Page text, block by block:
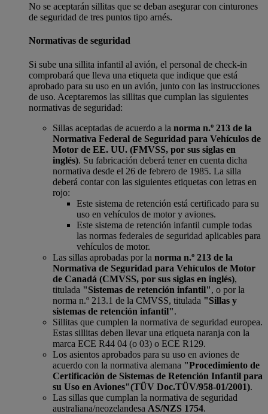
No se aceptarán sillitas que se deban asegurar con cinturones
de seguridad de tres puntos tipo arnés.
Normativas de seguridad
Si sube una sillita infantil al avión, el personal de check-in
comprobará que lleva una etiqueta que indique que está
aprobado para su uso en un avión, junto con las instrucciones
de uso. Aceptaremos las sillitas que cumplan las siguientes
normativas de seguridad:
Sillas aceptadas de acuerdo a la norma n.º 213 de la
Normativa Federal de Seguridad para Vehículos de
Motor de EE. UU. (FMVSS, por sus siglas en
inglés). Su fabricación deberá tener en cuenta dicha
normativa desde el 26 de febrero de 1985. La silla
deberá contar con las siguientes etiquetas con letras en
rojo:
Este sistema de retención está certificado para su
uso en vehículos de motor y aviones.
Este sistema de retención infantil cumple todas
las normas federales de seguridad aplicables para
vehículos de motor.
Las sillas aprobadas por la norma n.º 213 de la
Normativa de Seguridad para Vehículos de Motor
de Canadá (CMVSS, por sus siglas en inglés),
titulada "Sistemas de retención infantil", o por la
norma n.º 213.1 de la CMVSS, titulada "Sillas y
sistemas de retención infantil".
Sillitas que cumplen la normativa de seguridad europea.
Estas sillitas deben llevar una etiqueta naranja con la
marca ECE R44 04 (o 03) o ECE R129.
Los asientos aprobados para su uso en aviones de
acuerdo con la normativa alemana "Procedimiento de
Certificación de Sistemas de Retención Infantil para
su Uso en Aviones"(TÜV Doc.TÜV/958-01/2001).
Las sillas que cumplan la normativa de seguridad
australiana/neozelandesa AS/NZS 1754.